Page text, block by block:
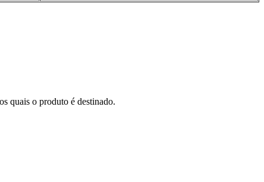
quais o produto é destinado.